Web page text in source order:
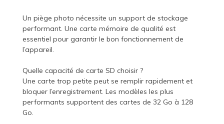
Un piège photo nécessite un support de stockage
performant. Une carte mémoire de qualité est
essentiel pour garantir le bon fonctionnement de
l’appareil.
Quelle capacité de carte SD choisir ?
Une carte trop petite peut se remplir rapidement et
bloquer l’enregistrement. Les modèles les plus
performants supportent des cartes de 32 Go à 128
Go.